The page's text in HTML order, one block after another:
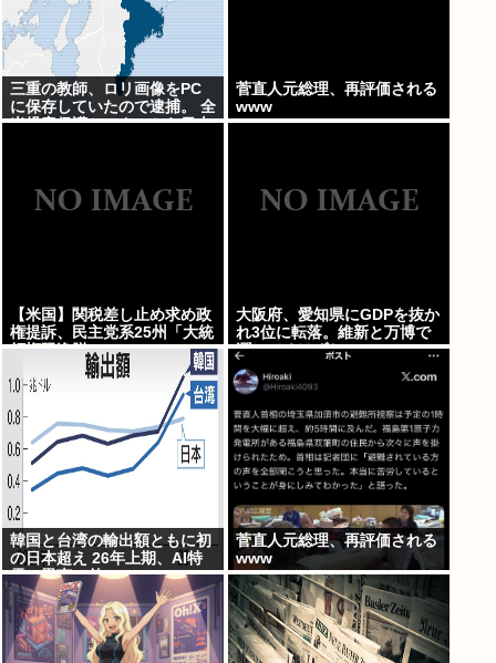
三重の教師、ロリ画像をPC
に保存していたので逮捕。 全
米児童保護センターから日本
菅直人元総理、再評価される
www
【米国】関税差し止め求め政
権提訴、民主党系25州「大統
領権限逸脱」
大阪府、愛知県にGDPを抜か
れ3位に転落。維新と万博で
潤ってるはずじゃ…
韓国と台湾の輸出額ともに初
の日本超え 26年上期、AI特
需の恩恵で差
菅直人元総理、再評価される
www